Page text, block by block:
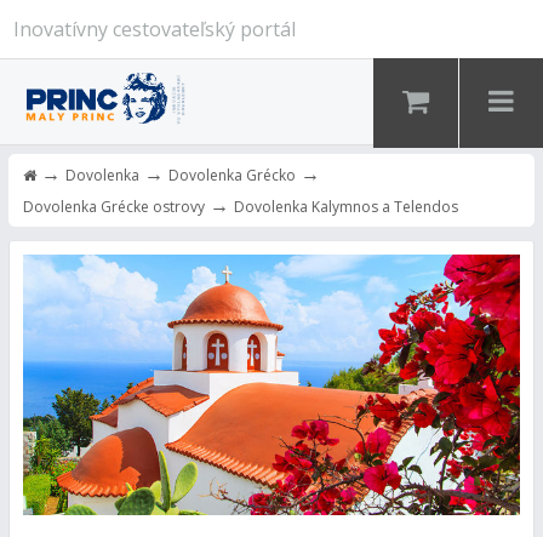
Inovatívny cestovateľský portál
→ Dovolenka → Dovolenka Grécko →
Dovolenka Grécke ostrovy→ Dovolenka Kalymnos a Telendos